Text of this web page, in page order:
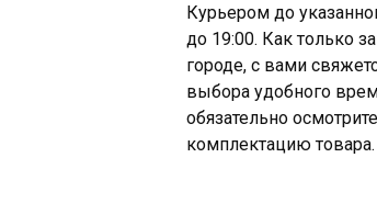
Курьером до
до 19:00. Как только
городе, с вами
выбора удобного
обязательно
комплектацию товара.